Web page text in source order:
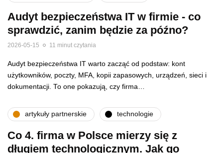
Audyt bezpieczeństwa IT w firmie - co
sprawdzić, zanim będzie za późno?
2026-05-15 11 minut czytania
Audyt bezpieczeństwa IT warto zacząć od podstaw: kont
użytkowników, poczty, MFA, kopii zapasowych, urządzeń, sieci i
dokumentacji. To one pokazują, czy firma…
artykuły partnerskie technologie
Co 4. firma w Polsce mierzy się z
długiem technologicznym. Jak go